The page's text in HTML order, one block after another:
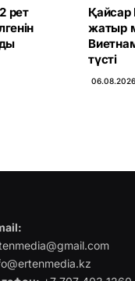
рет
Қайсар
жатыр
түсті